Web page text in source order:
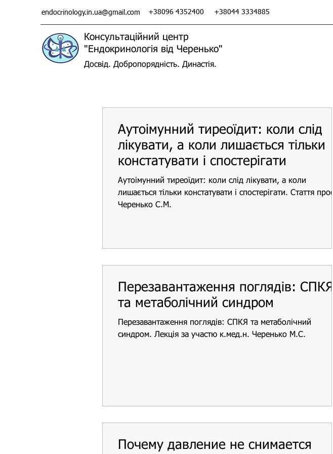
endocrinology.in.ua@gmail.com +38096 4352400 +38044 3334885
Консультаційний центр
"Ендокринологія від Черенько"
Досвід. Добропорядність. Династія.
Аутоімунний тиреоїдит: коли слід
лікувати, а коли лишається тільки
констатувати і спостерігати
Аутоімунний тиреоїдит: коли слід лікувати, а коли
лишається тільки констатувати і спостерігати. Стаття проф
Черенько С.М.
Перезавантаження поглядів: СПКЯ
та метаболічний синдром
Перезавантаження поглядів: СПКЯ та метаболічний
синдром. Лекція за участю к.мед.н. Черенько М.С.
Почему давление не снимается